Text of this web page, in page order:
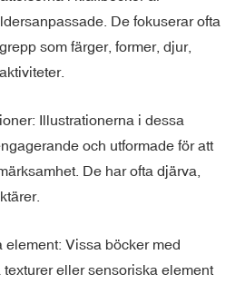
De fokuserar ofta
som färger, former, djur,
Illustrationerna i dessa
och utformade för att
De har ofta djärva,
element: Vissa böcker med
eller sensoriska element